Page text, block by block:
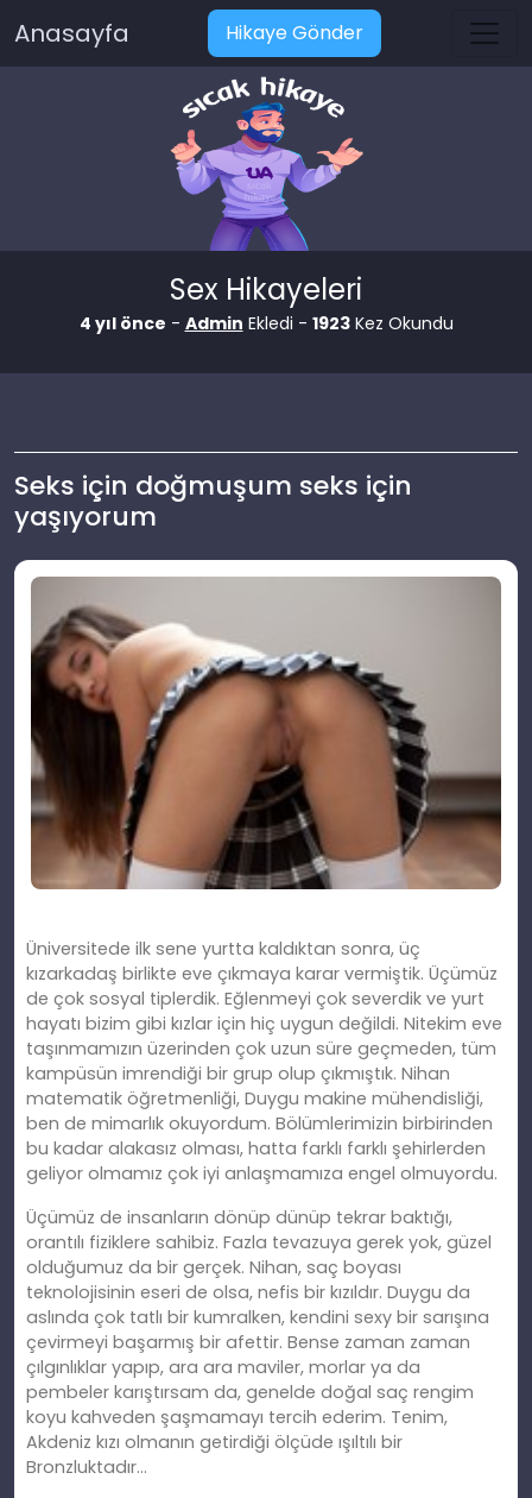
Anasayfa Hikaye Gönder
Sex Hikayeleri
4 yıl önce - Admin Ekledi - 1923Kez Okundu
Seks için doğmuşum seks için
yaşıyorum
Üniversitede ilk sene yurtta kaldıktan sonra, üç
kızarkadaş birlikte eve çıkmaya karar vermiştik. Üçümüz
de çok sosyal tiplerdik. Eğlenmeyi çok severdik ve yurt
hayatı bizim gibi kızlar için hiç uygun değildi. Nitekim eve
taşınmamızın üzerinden çok uzun süre geçmeden, tüm
kampüsün imrendiği bir grup olup çıkmıştık. Nihan
matematik öğretmenliği, Duygu makine mühendisliği,
ben de mimarlık okuyordum. Bölümlerimizin birbirinden
bu kadar alakasız olması, hatta farklı farklı şehirlerden
geliyor olmamız çok iyi anlaşmamıza engel olmuyordu.
Üçümüz de insanların dönüp dünüp tekrar baktığı,
orantılı fiziklere sahibiz. Fazla tevazuya gerek yok, güzel
olduğumuz da bir gerçek. Nihan, saç boyası
teknolojisinin eseri de olsa, nefis bir kızıldır. Duygu da
aslında çok tatlı bir kumralken, kendini sexy bir sarışına
çevirmeyi başarmış bir afettir. Bense zaman zaman
çılgınlıklar yapıp, ara ara maviler, morlar ya da
pembeler karıştırsam da, genelde doğal saç rengim
koyu kahveden şaşmamayı tercih ederim. Tenim,
Akdeniz kızı olmanın getirdiği ölçüde ışıltılı bir
Bronzluktadır…